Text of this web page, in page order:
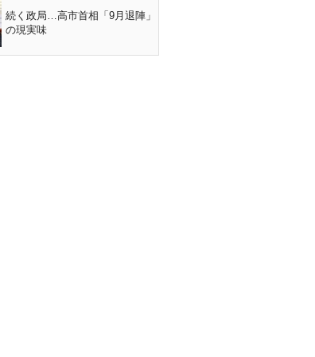
続く政局…高市首相「9月退陣」
の現実味